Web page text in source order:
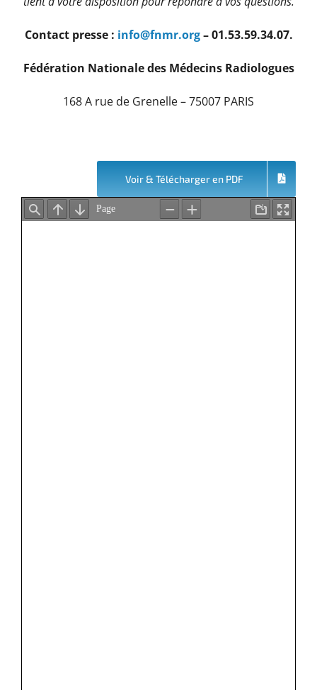
Contact presse : info@fnmr.org– 01.53.59.34.07.
Fédération Nationale des Médecins Radiologues
168 A rue de Grenelle – 75007 PARIS
Voir & Télécharger en PDF